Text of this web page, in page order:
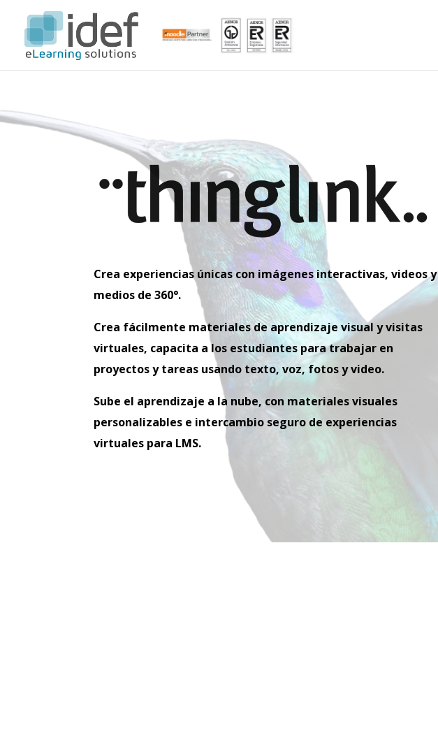
Crea experiencias únicas con imágenes interactivas, videos y
medios de 360°.
Crea fácilmente materiales de aprendizaje visual y visitas
virtuales, capacita a los estudiantes para trabajar en
proyectos y tareas usando texto, voz, fotos y video.
Sube el aprendizaje a la nube, con materiales visuales
personalizables e intercambio seguro de experiencias
virtuales para LMS.